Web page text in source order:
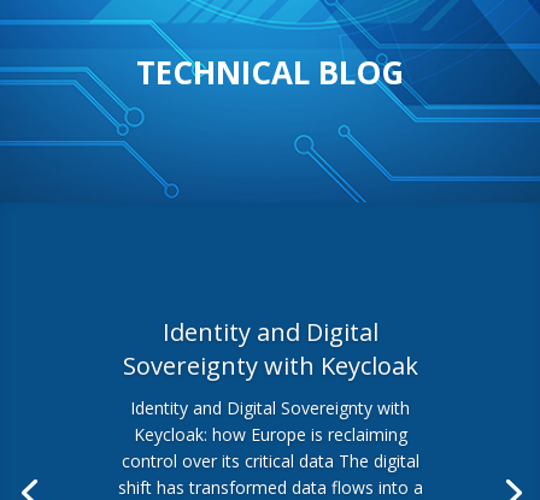
TECHNICAL BLOG
Identity and Digital
Sovereignty with Keycloak
Identity and Digital Sovereignty with
Keycloak: how Europe is reclaiming
control over its critical data The digital
shift has transformed data flows into a